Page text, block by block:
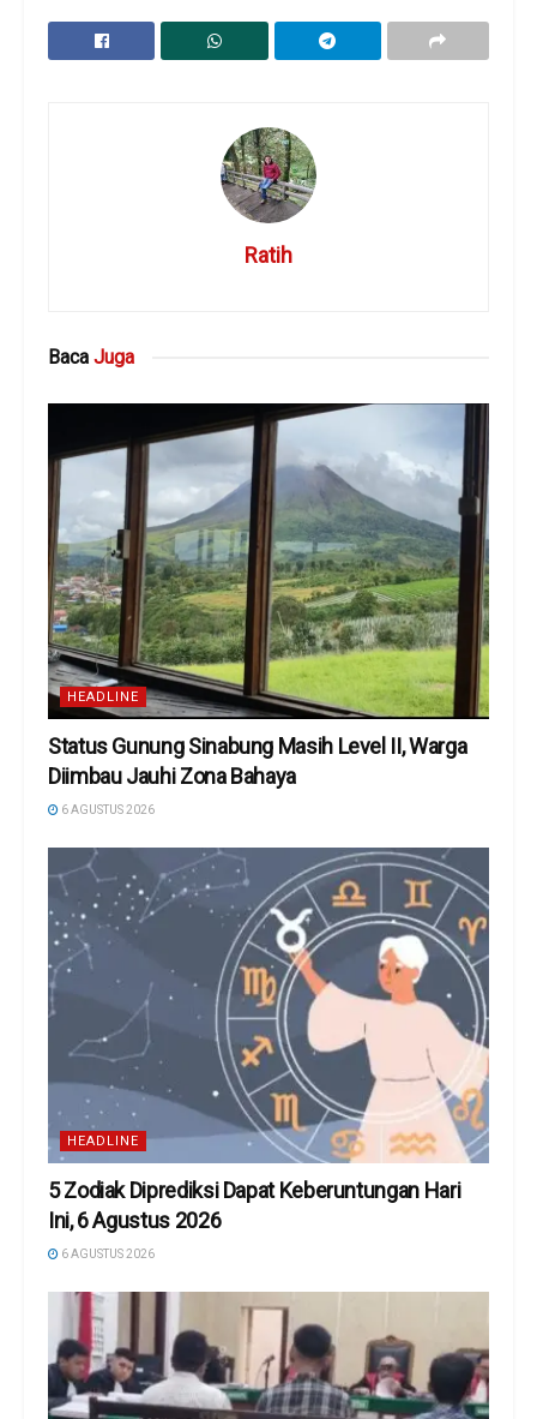
Ratih
Baca Juga
HEADLINE
Status Gunung Sinabung Masih Level II, Warga
Diimbau Jauhi Zona Bahaya
6 AGUSTUS 2026
HEADLINE
5 Zodiak Diprediksi Dapat Keberuntungan Hari
Ini, 6 Agustus 2026
6 AGUSTUS 2026